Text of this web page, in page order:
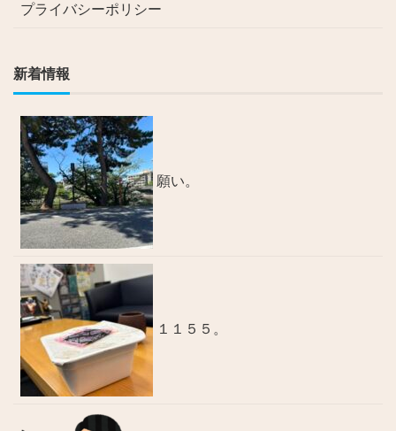
プライバシーポリシー
新着情報
願い。
１１５５。